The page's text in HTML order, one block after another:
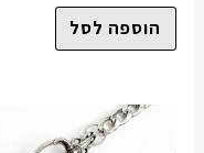
הוספה לסל